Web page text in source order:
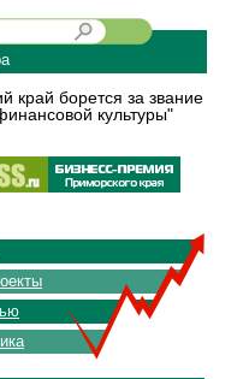
край борется за звание
культуры"